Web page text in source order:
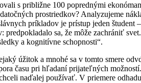
s približne 100 poprednými
prostriedkov? Analyzujeme
príkladov je prístup jeden
sa, že môže zachrániť
a kognitívne schopnosti“.
úžitok a mnohé sa v tomto smere
času pri hľadaní prijateľných
naďalej používať. V priemere